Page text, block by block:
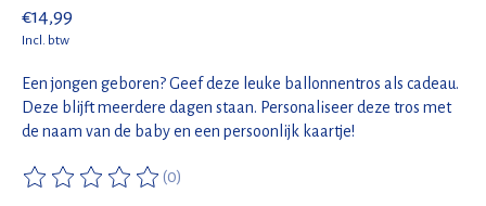
€14,99
Incl. btw
Een jongen geboren? Geef deze leuke ballonnentros als cadeau.
Deze blijft meerdere dagen staan. Personaliseer deze tros met
de naam van de baby en een persoonlijk kaartje!
De beoordeling van dit product is
(0)